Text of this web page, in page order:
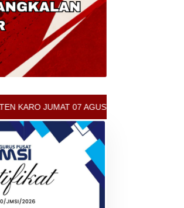
2026 - ARCIS BERASTAGI :